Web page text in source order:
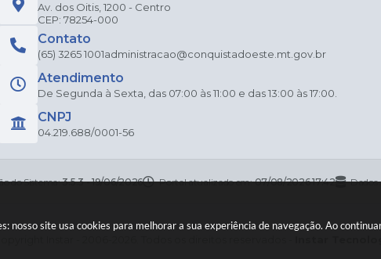
nosso site usa cookies para melhorar a sua experiência de navegação. Ao
Av. dos Oitis, 1200 - Centro
CEP: 78254-000
Contato
(65) 3265 1001administracao@conquistadoeste.mt.gov.br
Atendimento
De Segunda à Sexta, das 07:00 às 11:00 e das 13:00 às 17:00.
CNPJ
04.219.688/0001-56
do Sistema:3.5.3 - 19/06/2026 Portal atualizado em:07/08/2026 17:42 Dados